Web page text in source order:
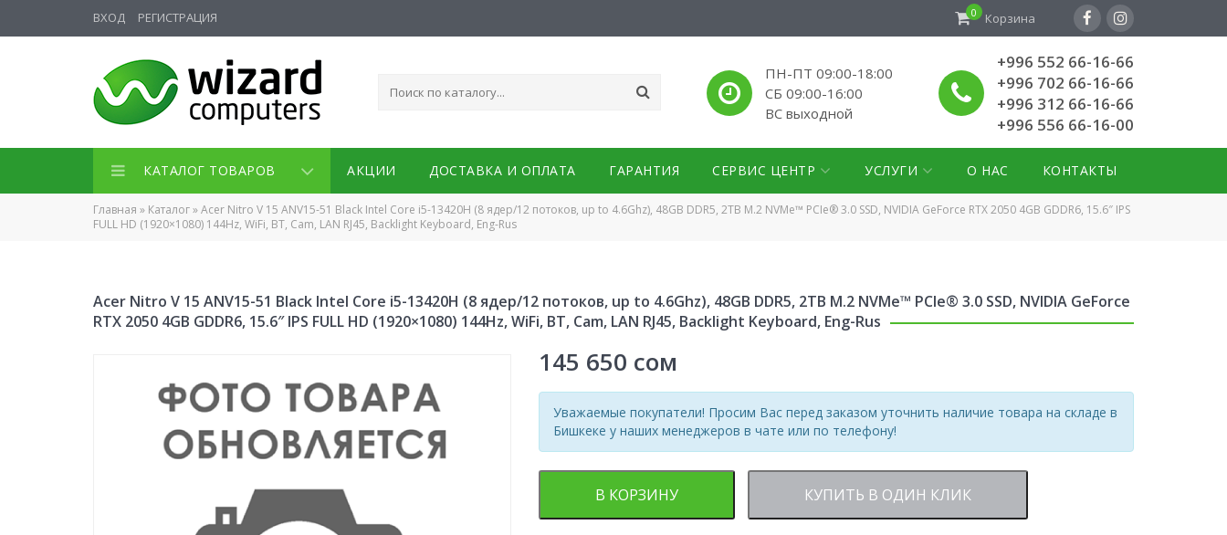
ВХОД РЕГИСТРАЦИЯ 0 Корзина
ПН-ПТ 09:00-18:00
СБ 09:00-16:00
ВС выходной
+996 552 66-16-66
+996 702 66-16-66
+996 312 66-16-66
+996 556 66-16-00
КАТАЛОГ ТОВАРОВ АКЦИИ ДОСТАВКА И ОПЛАТА ГАРАНТИЯ СЕРВИС ЦЕНТР УСЛУГИ О НАС КОНТАКТЫ
Главная » Каталог»Acer Nitro V 15 ANV15-51 Black Intel Core i5-13420H (8 ядер/12 потоков, up to 4.6Ghz), 48GB DDR5, 2TB M.2 NVMe™ PCIe® 3.0 SSD, NVIDIA GeForce RTX 2050 4GB GDDR6, 15.6″ IPS
FULL HD (1920×1080) 144Hz, WiFi, BT, Cam, LAN RJ45, Backlight Keyboard, Eng-Rus
Acer Nitro V 15 ANV15-51 Black Intel Core i5-13420H (8 ядер/12 потоков, up to 4.6Ghz), 48GB DDR5, 2TB M.2 NVMe™ PCIe® 3.0 SSD, NVIDIA GeForce
RTX 2050 4GB GDDR6, 15.6″ IPS FULL HD (1920×1080) 144Hz, WiFi, BT, Cam, LAN RJ45, Backlight Keyboard, Eng-Rus
145 650 сом
Уважаемые покупатели! Просим Вас перед заказом уточнить наличие товара на складе в
Бишкеке у наших менеджеров в чате или по телефону!
В КОРЗИНУ КУПИТЬ В ОДИН КЛИК